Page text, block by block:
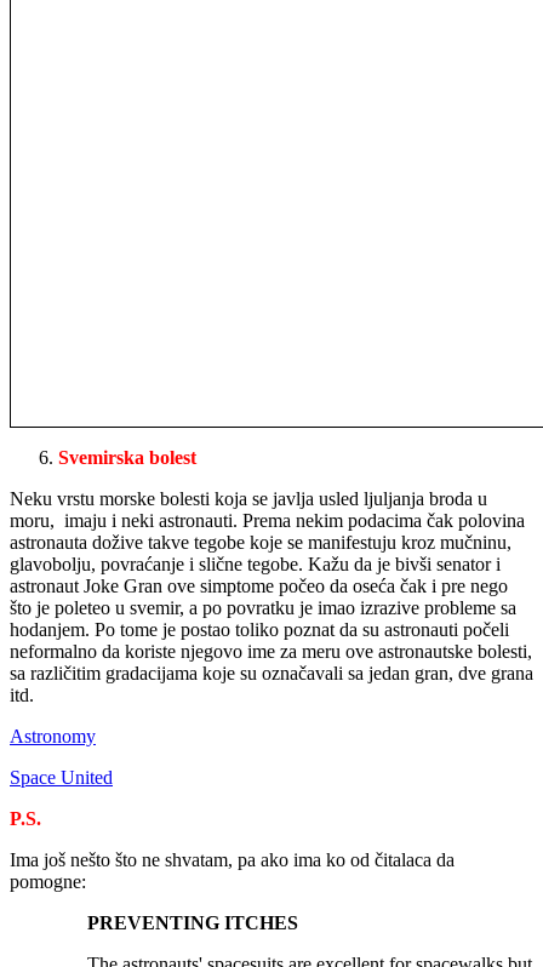
Svemirska bolest
Neku vrstu morske bolesti koja se javlja usled ljuljanja broda u
moru, imaju i neki astronauti. Prema nekim podacima čak polovina
astronauta dožive takve tegobe koje se manifestuju kroz mučninu,
glavobolju, povraćanje i slične tegobe. Kažu da je bivši senator i
astronaut Joke Gran ove simptome počeo da oseća čak i pre nego
što je poleteo u svemir, a po povratku je imao izrazive probleme sa
hodanjem. Po tome je postao toliko poznat da su astronauti počeli
neformalno da koriste njegovo ime za meru ove astronautske bolesti,
sa različitim gradacijama koje su označavali sa jedan gran, dve grana
itd.
Astronomy
Space United
P.S.
Ima još nešto što ne shvatam, pa ako ima ko od čitalaca da
pomogne:
PREVENTING ITCHES